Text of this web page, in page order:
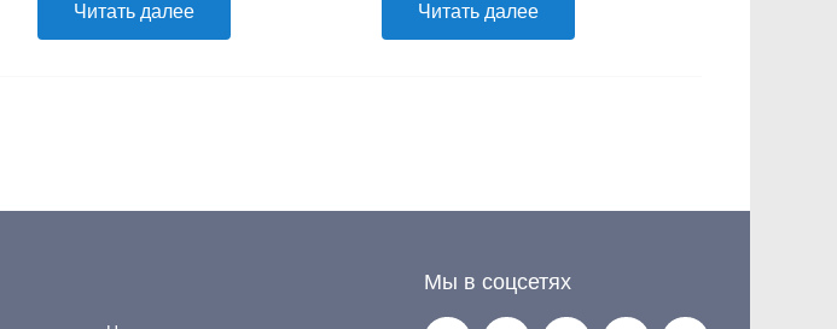
Читать далее Читать далее
Мы в соцсетях